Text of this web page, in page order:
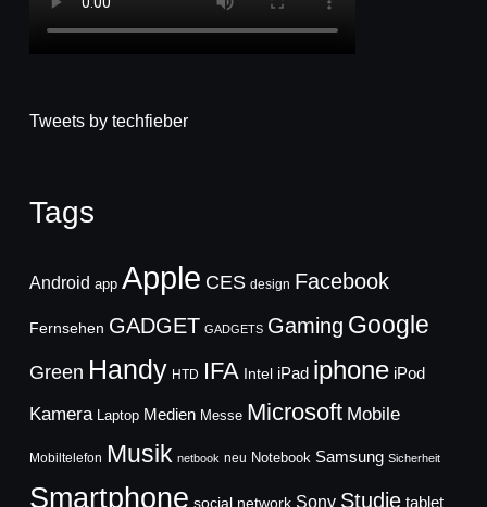
Tweets by techfieber
Tags
Android app Apple CES design Facebook
Fernsehen GADGET GADGETS Gaming Google
Green Handy HTD IFA Intel iPad iphone iPod
Kamera Laptop Medien Messe Microsoft Mobile
Mobiltelefon Musik netbook neu Notebook Samsung Sicherheit
Smartphone social network Sony Studie tablet